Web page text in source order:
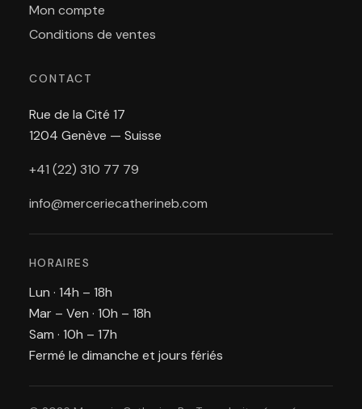
Mon compte
Conditions de ventes
CONTACT
Rue de la Cité 17
1204 Genève — Suisse
+41 (22) 310 77 79
info@merceriecatherineb.com
HORAIRES
Lun · 14h – 18h
Mar – Ven · 10h – 18h
Sam · 10h – 17h
Fermé le dimanche et jours fériés